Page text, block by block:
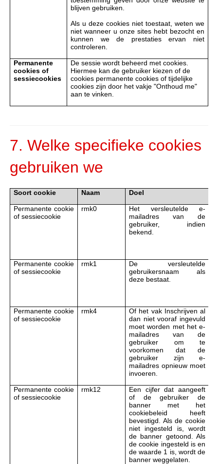
blijven gebruiken.
Als u deze cookies niet toestaat, weten we
niet wanneer u onze sites hebt bezocht en
kunnen we de prestaties ervan niet
controleren.
Permanente
cookies of
sessiecookies
De sessie wordt beheerd met cookies.
Hiermee kan de gebruiker kiezen of de
cookies permanente cookies of tijdelijke
cookies zijn door het vakje "Onthoud me"
aan te vinken.
7. Welke specifieke cookies
gebruiken we
Soort cookie Naam Doel
Permanente cookie
of sessiecookie
rmk0
Het versleutelde e-
mailadres van de
gebruiker, indien
bekend.
Permanente cookie
of sessiecookie
rmk1
De versleutelde
gebruikersnaam als
deze bestaat.
Permanente cookie
of sessiecookie
rmk4
Of het vak Inschrijven al
dan niet vooraf ingevuld
moet worden met het e-
mailadres van de
gebruiker om te
voorkomen dat de
gebruiker zijn e-
mailadres opnieuw moet
invoeren.
Permanente cookie
of sessiecookie
rmk12
Een cijfer dat aangeeft
of de gebruiker de
banner met het
cookiebeleid heeft
bevestigd. Als de cookie
niet ingesteld is, wordt
de banner getoond. Als
de cookie ingesteld is en
de waarde 1 is, wordt de
banner weggelaten.